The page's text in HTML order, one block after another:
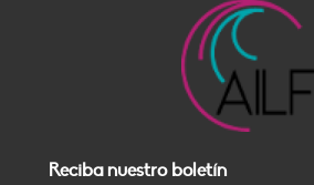
Reciba nuestro boletín